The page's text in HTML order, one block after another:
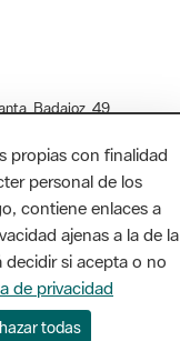
Badajoz, 49.
propias con finalidad
personal de los
contiene enlaces a
ajenas a la de la
si acepta o no
de privacidad
todas